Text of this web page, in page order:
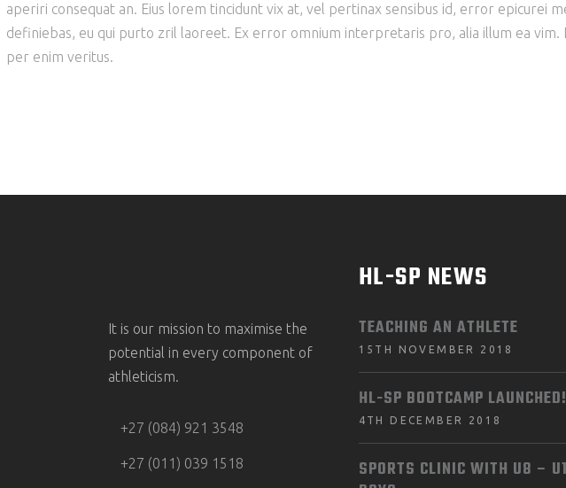
aperiri consequat an. Eius lorem tincidunt vix at, vel pertinax sensibus id, error epicurei
definiebas, eu qui purto zril laoreet. Ex error omnium interpretaris pro, alia illum ea
per enim veritus.
It is our mission to maximise the
potential in every component of
athleticism.
+27 (084) 921 3548
+27 (011) 039 1518
HL-SP NEWS
TEACHING AN ATHLETE
15TH NOVEMBER 2018
HL-SP BOOTCAMP LAUNCHED!
4TH DECEMBER 2018
SPORTS CLINIC WITH U8 –